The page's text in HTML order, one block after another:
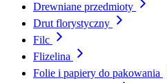
Drewniane przedmioty
Drut florystyczny
Filc
Flizelina
Folie i papiery do pakowania